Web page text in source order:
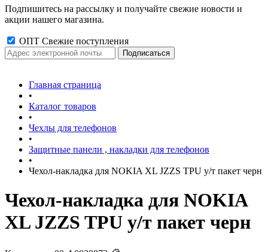
Подпишитесь на рассылку и получайте свежие новости и
акции нашего магазина.
ОПТ Свежие поступления
Главная страница
•
Каталог товаров
•
Чехлы для телефонов
•
Защитные панели , накладки для телефонов
•
Чехол-накладка для NOKIA XL JZZS TPU у/т пакет черн
Чехол-накладка для NOKIA
XL JZZS TPU у/т пакет черн